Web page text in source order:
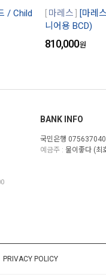
/ Child 마레스
[마레
니어용 BCD)
810,000원
BANK INFO
국민은행
예금주 : 물이좋다 (최
PRIVACY POLICY